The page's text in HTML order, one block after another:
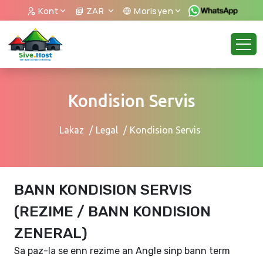
Kont ZAR Morisyen
Kondision Servis
Lakaz Legal Kondision Servis
BANN KONDISION SERVIS
(REZIME / BANN KONDISION
ZENERAL)
Sa paz-la se enn rezime an Angle sinp bann term